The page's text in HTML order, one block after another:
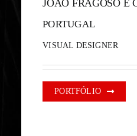
JOÃO FRAGOSO E
PORTUGAL
VISUAL DESIGNER
PORTFÓLIO